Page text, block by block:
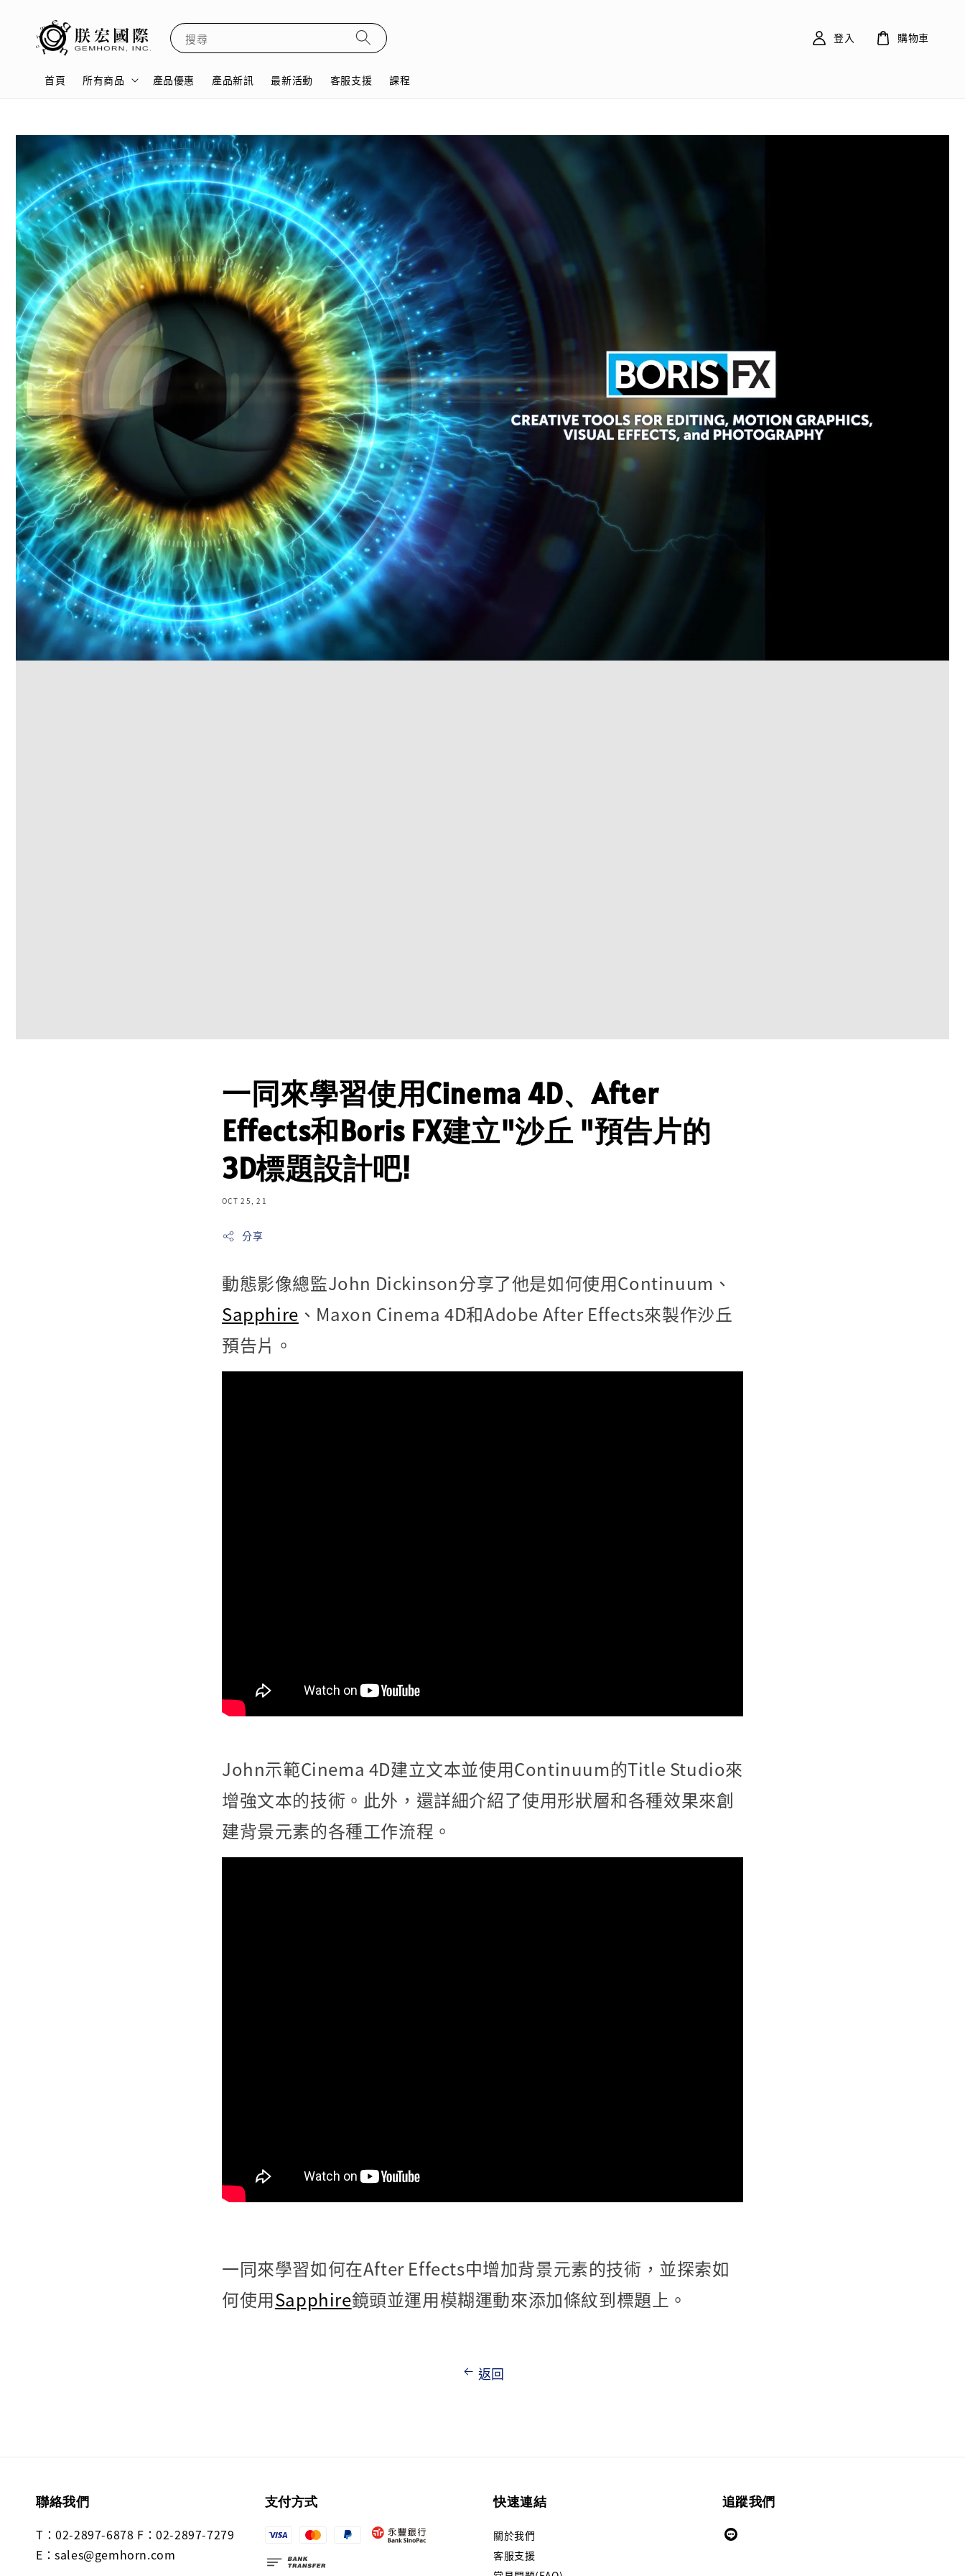
搜尋
首頁 所有商品 產品優惠 產品新訊 最新活動 客服支援 課程
登入 購物車
一同來學習使用Cinema 4D、After
Effects和Boris FX建立"沙丘 "預告片的
3D標題設計吧!
OCT 25, 21
分享
動態影像總監John Dickinson分享了他是如何使用Continuum、
Sapphire 、Maxon Cinema 4D和Adobe After Effects來製作沙丘
預告片。
John示範Cinema 4D建立文本並使用Continuum的Title Studio來
增強文本的技術。此外，還詳細介紹了使用形狀層和各種效果來創
建背景元素的各種工作流程。
一同來學習如何在After Effects中增加背景元素的技術，並探索如
何使用Sapphire鏡頭並運用模糊運動來添加條紋到標題上。
返回
聯絡我們
T：02-2897-6878 F：02-2897-7279
E：sales@gemhorn.com
支付方式 快速連結
關於我們
客服支援
追蹤我們